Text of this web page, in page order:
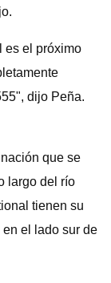
es el próximo
dijo Peña.
que se
largo del río
tienen su
el lado sur de